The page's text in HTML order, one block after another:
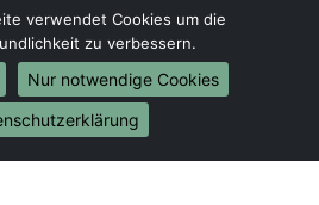
Bielefeld
Bonn
Münster
Brasilien
verwendet Cookies um die
zu verbessern.
Nur notwendige Cookies